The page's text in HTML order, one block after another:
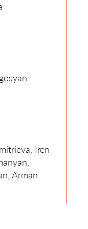
Iren
Arman